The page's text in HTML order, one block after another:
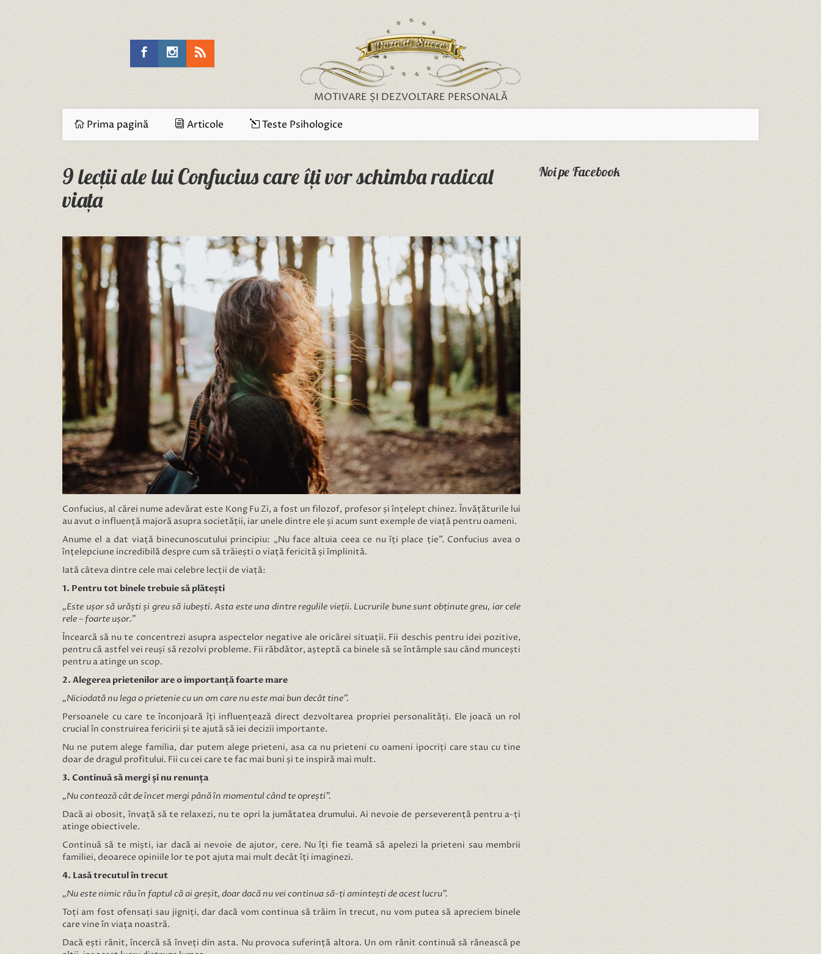
MOTIVARE ȘI DEZVOLTARE PERSONALĂ
Prima pagină Articole Teste Psihologice
9 lecții ale lui Confucius care îți vor schimba radical
viața
Confucius, al cărei nume adevărat este Kong Fu Zi, a fost un filozof, profesor și înțelept chinez. Învățăturile lui
au avut o influență majoră asupra societății, iar unele dintre ele și acum sunt exemple de viață pentru oameni.
Anume el a dat viață binecunoscutului principiu: „Nu face altuia ceea ce nu îți place ție”. Confucius avea o
înțelepciune incredibilă despre cum să trăiești o viață fericită și împlinită.
Iată câteva dintre cele mai celebre lecții de viață:
1. Pentru tot binele trebuie să plătești
„Este ușor să urăști și greu să iubești. Asta este una dintre regulile vieții. Lucrurile bune sunt obținute greu, iar cele
rele – foarte ușor.”
Încearcă să nu te concentrezi asupra aspectelor negative ale oricărei situații. Fii deschis pentru idei pozitive,
pentru că astfel vei reuși să rezolvi probleme. Fii răbdător, așteptă ca binele să se întâmple sau când muncești
pentru a atinge un scop.
2. Alegerea prietenilor are o importanță foarte mare
„Niciodată nu lega o prietenie cu un om care nu este mai bun decât tine”.
Persoanele cu care te înconjoară îți influențează direct dezvoltarea propriei personalități. Ele joacă un rol
crucial în construirea fericirii și te ajută să iei decizii importante.
Nu ne putem alege familia, dar putem alege prieteni, asa ca nu prieteni cu oameni ipocriți care stau cu tine
doar de dragul profitului. Fii cu cei care te fac mai buni și te inspiră mai mult.
3. Continuă să mergi și nu renunța
„Nu contează cât de încet mergi până în momentul când te oprești”.
Dacă ai obosit, învață să te relaxezi, nu te opri la jumătatea drumului. Ai nevoie de perseverență pentru a-ți
atinge obiectivele.
Continuă să te miști, iar dacă ai nevoie de ajutor, cere. Nu îți fie teamă să apelezi la prieteni sau membrii
familiei, deoarece opiniile lor te pot ajuta mai mult decât îți imaginezi.
4. Lasă trecutul în trecut
„Nu este nimic rău în faptul că ai greșit, doar dacă nu vei continua să-ți amintești de acest lucru”.
Toți am fost ofensați sau jigniți, dar dacă vom continua să trăim în trecut, nu vom putea să apreciem binele
care vine în viața noastră.
Dacă ești rănit, încercă să înveți din asta. Nu provoca suferință altora. Un om rănit continuă să rănească pe
Noi pe Facebook